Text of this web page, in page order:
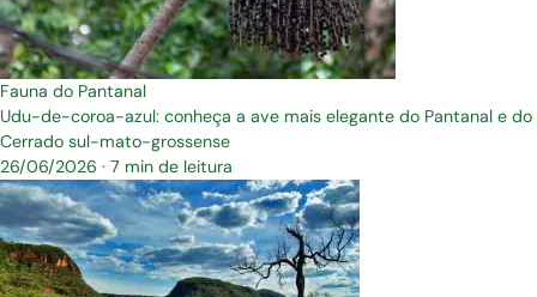
Fauna do Pantanal
Udu-de-coroa-azul: conheça a ave mais elegante do Pantanal e do
Cerrado sul-mato-grossense
26/06/2026 · 7 min de leitura